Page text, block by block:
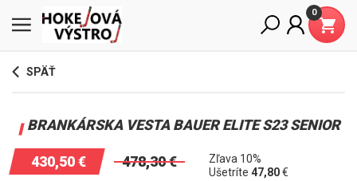
0
SPÄŤ
BRANKÁRSKA VESTA BAUER ELITE S23 SENIOR
430,50€ 478,30€
Zľava 10%
Ušetríte 47,80€